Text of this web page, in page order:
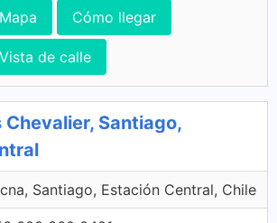
Mapa Cómo llegar
Vista de calle
Santiago,
Santiago, Estación Central, Chile